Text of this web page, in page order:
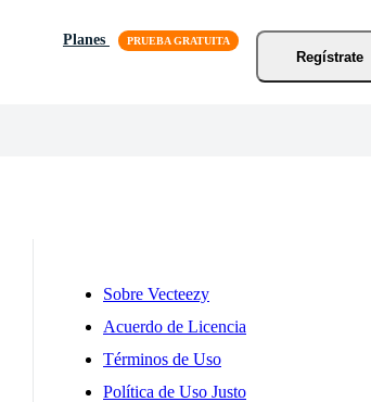
Planes
Regístrate
Sobre Vecteezy
Acuerdo de Licencia
Términos de Uso
Política de Uso Justo